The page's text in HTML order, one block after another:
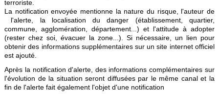
terroriste.
La notification envoyée mentionne la nature du risque, l'auteur de
l'alerte, la localisation du danger (établissement, quartier,
commune, agglomération, département...) et l'attitude à adopter
(rester chez soi, évacuer la zone...). Si nécessaire, un lien pour
obtenir des informations supplémentaires sur un site internet officiel
est ajouté.
Après la notification d'alerte, des informations complémentaires sur
l'évolution de la situation seront diffusées par le même canal et la
fin de l'alerte fait également l'objet d'une notification